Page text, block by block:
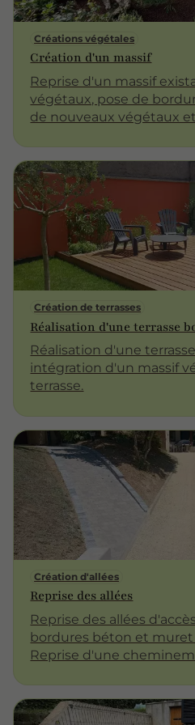
Créations végétales
Création d'un massif
Reprise d'un massif
végétaux, pose de
de nouveaux végétaux
naturel.
Création de terrasses
Réalisation d'une terrasse
Réalisation d'une
intégration d'un massif
terrasse.
Création d'allées
Reprise des allées
Reprise des allées
bordures béton et
Reprise d'une